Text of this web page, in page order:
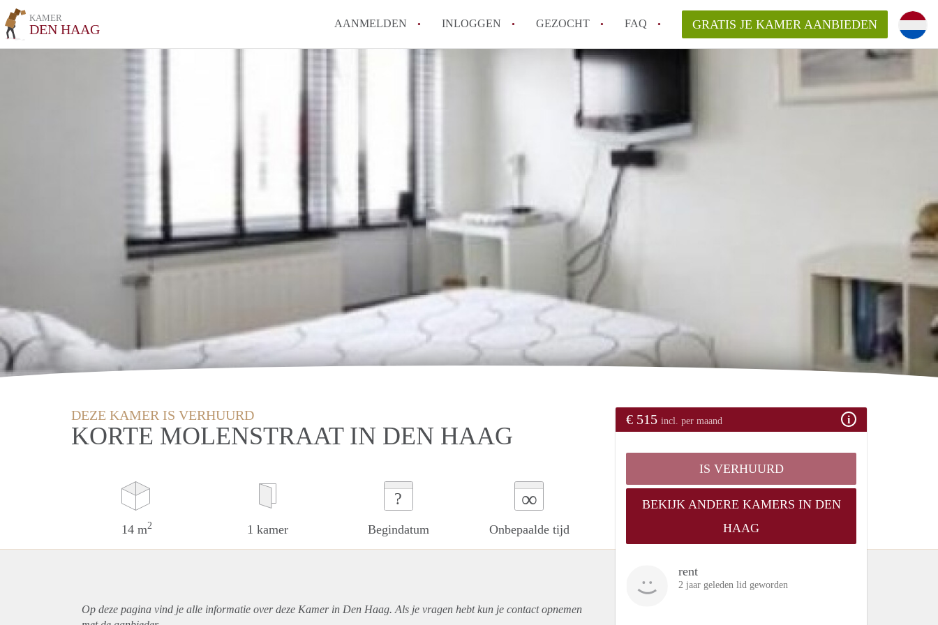
KAMER
DEN HAAG AANMELDEN INLOGGEN GEZOCHT FAQ
Hoeveel kost het om te reageren op een Kamer in Den Haag?
Wat is de privacyverklaring van KamerDenHaag?
Berekent KamerDenHaag makelaarsvergoeding/bemiddelingsvergoeding?
GRATIS JE KAMER AANBIEDEN
DEZE KAMER IS VERHUURD
KORTE MOLENSTRAAT IN DEN HAAG
14 m2 1 kamer
?
Begindatum
∞
Onbepaalde tijd
€ 515 incl. per maand
IS VERHUURD
BEKIJK ANDERE KAMERS IN DEN
HAAG
rent
2 jaar geleden lid geworden
Op deze pagina vind je alle informatie over deze Kamer in Den Haag. Als je vragen hebt kun je contact opnemen